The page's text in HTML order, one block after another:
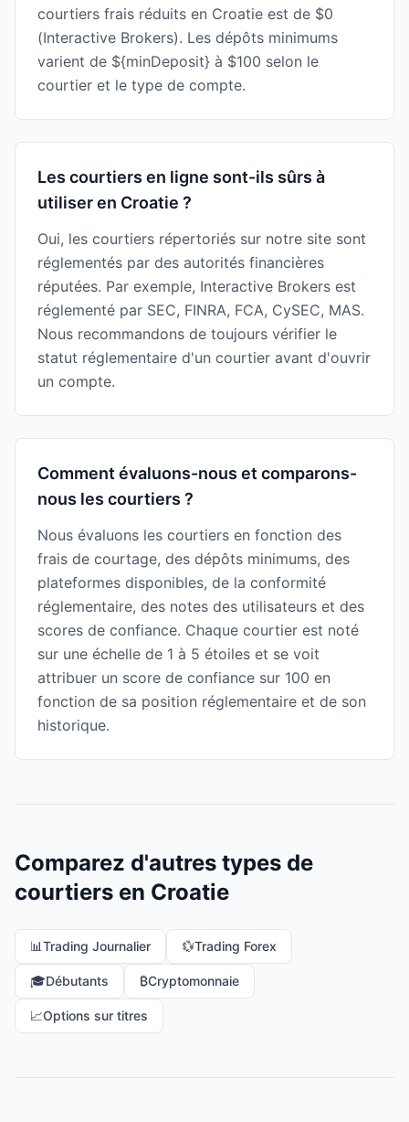
courtiers frais réduits en Croatie est de $0
(Interactive Brokers). Les dépôts minimums
varient de ${minDeposit} à $100 selon le
courtier et le type de compte.
Les courtiers en ligne sont-ils sûrs à
utiliser en Croatie ?
Oui, les courtiers répertoriés sur notre site sont
réglementés par des autorités financières
réputées. Par exemple, Interactive Brokers est
réglementé par SEC, FINRA, FCA, CySEC, MAS.
Nous recommandons de toujours vérifier le
statut réglementaire d'un courtier avant d'ouvrir
un compte.
Comment évaluons-nous et comparons-
nous les courtiers ?
Nous évaluons les courtiers en fonction des
frais de courtage, des dépôts minimums, des
plateformes disponibles, de la conformité
réglementaire, des notes des utilisateurs et des
scores de confiance. Chaque courtier est noté
sur une échelle de 1 à 5 étoiles et se voit
attribuer un score de confiance sur 100 en
fonction de sa position réglementaire et de son
historique.
Comparez d'autres types de
courtiers en Croatie
📊Trading Journalier 💱Trading Forex
🎓Débutants ₿Cryptomonnaie
📈Options sur titres